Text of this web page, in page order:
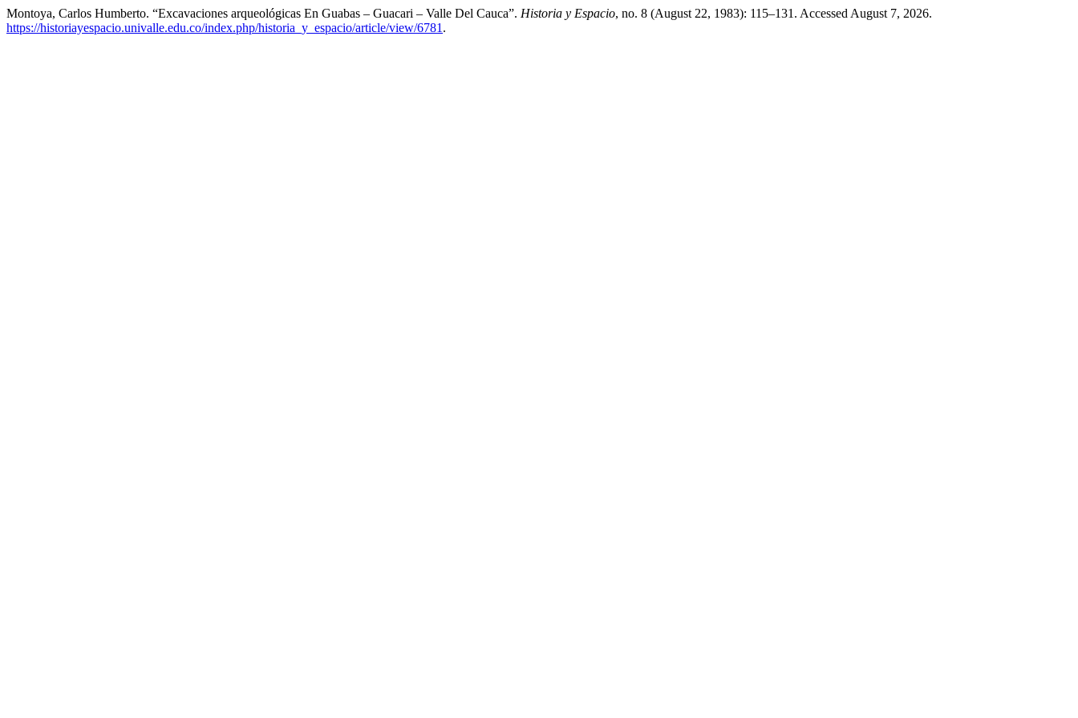
Montoya, Carlos Humberto. “Excavaciones arqueológicas En Guabas – Guacari – Valle Del Cauca”. Historia y Espacio, no. 8 (August 22, 1983): 115–131. Accessed August 7, 2026.
https://historiayespacio.univalle.edu.co/index.php/historia_y_espacio/article/view/6781 .